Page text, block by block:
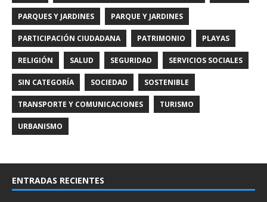
PARQUES Y JARDINES PARQUE Y JARDINES
PARTICIPACIÓN CIUDADANA PATRIMONIO PLAYAS
RELIGIÓN SALUD SEGURIDAD SERVICIOS SOCIALES
SIN CATEGORÍA SOCIEDAD SOSTENIBLE
TRANSPORTE Y COMUNICACIONES TURISMO
URBANISMO
ENTRADAS RECIENTES